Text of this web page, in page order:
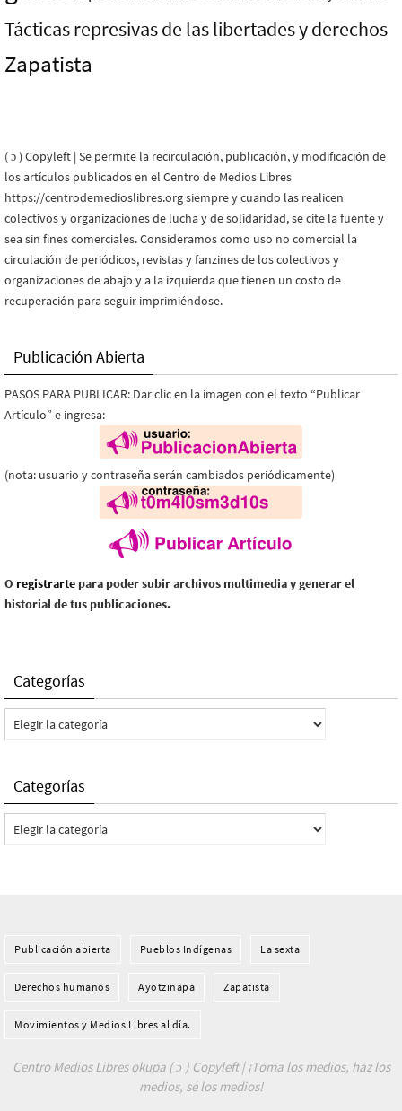
Tácticas represivas de las libertades y derechos
Zapatista
( ɔ ) Copyleft | Se permite la recirculación, publicación, y modificación de
los artículos publicados en el Centro de Medios Libres
https://centrodemedioslibres.org siempre y cuando las realicen
colectivos y organizaciones de lucha y de solidaridad, se cite la fuente y
sea sin fines comerciales. Consideramos como uso no comercial la
circulación de periódicos, revistas y fanzines de los colectivos y
organizaciones de abajo y a la izquierda que tienen un costo de
recuperación para seguir imprimiéndose.
Publicación Abierta
PASOS PARA PUBLICAR: Dar clic en la imagen con el texto “Publicar
Artículo” e ingresa:
(nota: usuario y contraseña serán cambiados periódicamente)
O registrarte para poder subir archivos multimedia y generar el
historial de tus publicaciones.
Categorías
Categorías
Categorías
Categorías
Publicación abierta Pueblos Indí­genas La sexta
Derechos humanos Ayotzinapa Zapatista
Movimientos y Medios Libres al día.
Centro Medios Libres okupa ( ɔ ) Copyleft | ¡Toma los medios, haz los
medios, sé los medios!